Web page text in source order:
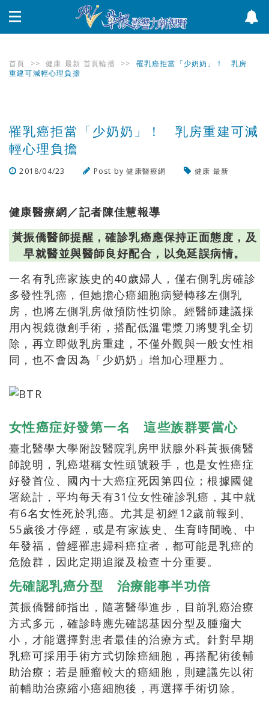
首頁 >> 健康 最新 首頁輪播 >>
罹乳癌拒當「少奶奶」！ 乳房
重建可減輕心理負擔
罹乳癌拒當「少奶奶」！ 乳房重建可減
輕心理負擔
2018/04/23 Post by健康醫療網 健康 最新
健康醫療網／記者陳佳慧報導
黃振僑醫師提醒，確診乳癌應保持正面態度，及
早就醫並與醫師良好配合，以免延誤病情。
一名有乳癌家族史的40歲婦人，僅右側乳房確診
多發性乳癌，但她擔心癌細胞病變轉移左側乳
房，也將左側乳房做預防性切除。經醫師建議採
用內視鏡微創手術，搭配低溫電漿刀將雙乳全切
除，再立即做乳房重建，不僅外觀與一般女性相
同，也不會因為「少奶奶」增加心理壓力。
女性癌症好發第一名 這些族群要當心
臺北醫學大學附設醫院乳房甲狀腺外科黃振僑醫
師說明，乳癌堪稱女性頭號殺手，也是女性癌症
好發首位、國內十大癌症死因第四位；根據國健
署統計，平均每天有31位女性確診乳癌，其中就
有6名女性死於乳癌。尤其是初經12歲前報到、
55歲後才停經，或是有家族史、生育時間晚、中
年發福，曾經罹患婦科癌症者，都可能是乳癌的
危險群，因此定期追蹤及檢查十分重要。
先確認乳癌分型 治療能事半功倍
黃振僑醫師指出，隨著醫學進步，目前乳癌治療
方式多元，確診時應先確認基因分型及腫瘤大
小，才能選擇對患者最佳的治療方式。針對早期
乳癌可採用手術方式切除癌細胞，再搭配術後輔
助治療；若是腫瘤較大的癌細胞，則建議先以術
前輔助治療縮小癌細胞後，再選擇手術切除。